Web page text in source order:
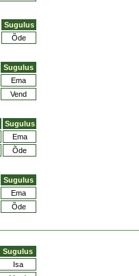
Sugulus
Õde
Sugulus
Ema
Vend
Sugulus
Ema
Õde
Sugulus
Ema
Õde
Sugulus
Isa